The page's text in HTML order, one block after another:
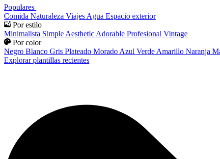
Populares
Comida Naturaleza Viajes Agua Espacio exterior
Por estilo
Minimalista Simple Aesthetic Adorable Profesional Vintage
Por color
Negro Blanco Gris Plateado Morado Azul Verde Amarillo Naranja
Explorar plantillas recientes